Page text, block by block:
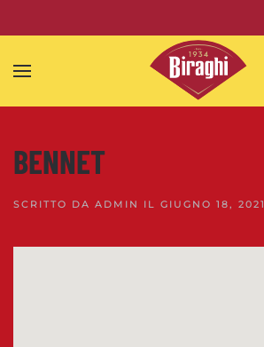
Skip to main content
BENNET
SCRITTO DA ADMIN IL GIUGNO 18, 2021